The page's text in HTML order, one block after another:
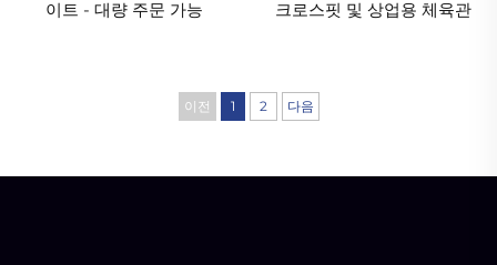
이트 - 대량 주문 가능
크로스핏 및 상업용 체육관
이전 1 2 다음